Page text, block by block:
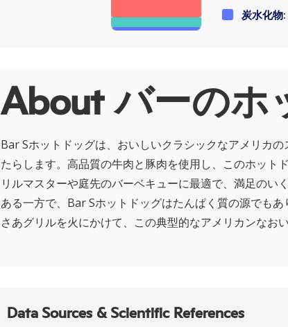
炭水化物:
About バーのホ
Bar Sホットドッグは、おいしいクラシックなアメリカ
たらします。高品質の牛肉と豚肉を使用し、このホット
リルマスターや庭先のバーベキューに最適で、満足のい
ある一方で、Bar Sホットドッグはたんぱく質の源でもあ
さあグリルを火にかけて、この典型的なアメリカンなお
Data Sources & Scientific References